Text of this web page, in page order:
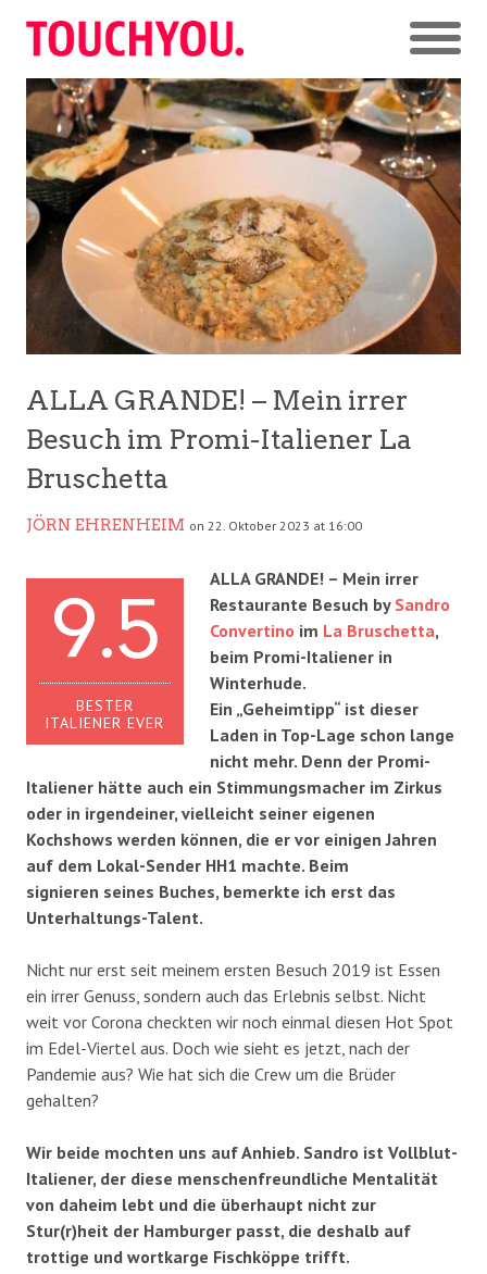
ALLA GRANDE! – Mein irrer
Besuch im Promi-Italiener La
Bruschetta
JÖRN EHRENHEIM on 22. Oktober 2023 at 16:00
9.5
BESTER
ITALIENER EVER
ALLA GRANDE! – Mein irrer
Restaurante Besuch by Sandro
Convertino im La Bruschetta,
beim Promi-Italiener in
Winterhude.
Ein „Geheimtipp“ ist dieser
Laden in Top-Lage schon lange
nicht mehr. Denn der Promi-
Italiener hätte auch ein Stimmungsmacher im Zirkus
oder in irgendeiner, vielleicht seiner eigenen
Kochshows werden können, die er vor einigen Jahren
auf dem Lokal-Sender HH1 machte. Beim
signieren seines Buches, bemerkte ich erst das
Unterhaltungs-Talent.
Nicht nur erst seit meinem ersten Besuch 2019 ist Essen
ein irrer Genuss, sondern auch das Erlebnis selbst. Nicht
weit vor Corona checkten wir noch einmal diesen Hot Spot
im Edel-Viertel aus. Doch wie sieht es jetzt, nach der
Pandemie aus? Wie hat sich die Crew um die Brüder
gehalten?
Wir beide mochten uns auf Anhieb. Sandro ist Vollblut-
Italiener, der diese menschenfreundliche Mentalität
von daheim lebt und die überhaupt nicht zur
Stur(r)heit der Hamburger passt, die deshalb auf
trottige und wortkarge Fischköppe trifft.